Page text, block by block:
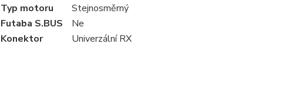
Typ motoru
Stejnosměrný
Futaba S.BUS
Ne
Konektor
Univerzální RX